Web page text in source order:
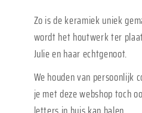
Zo is de keramiek uniek
wordt het houtwerk ter
Julie en haar echtgenoot.
We houden van persoonlijk
je met deze webshop toch